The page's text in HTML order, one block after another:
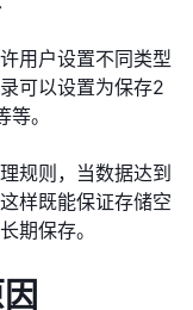
用户设置不同类型
可以设置为保存2
。
规则，当数据达到
样既能保证存储空
期保存。